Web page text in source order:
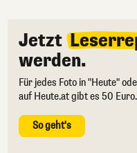
Jetzt
werden.
Für jedes Foto in "Heute"
auf Heute.at gibt es 50 Euro.
So geht's